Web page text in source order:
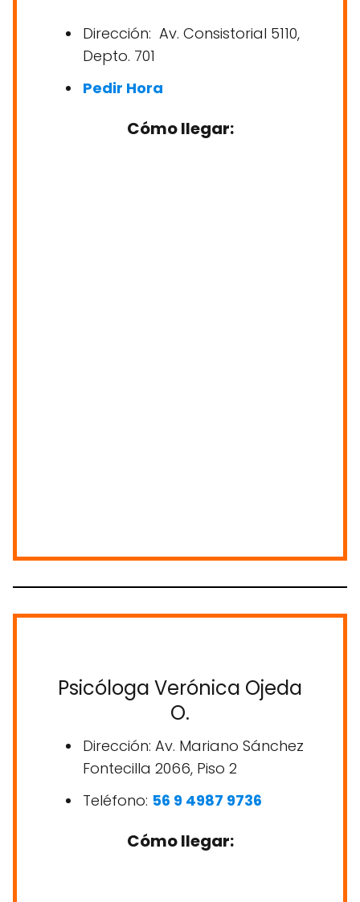
Dirección: Av. Consistorial 5110,
Depto. 701
Pedir Hora
Cómo llegar:
Psicóloga Verónica Ojeda
O.
Dirección: Av. Mariano Sánchez
Fontecilla 2066, Piso 2
Teléfono: 56 9 4987 9736
Cómo llegar: